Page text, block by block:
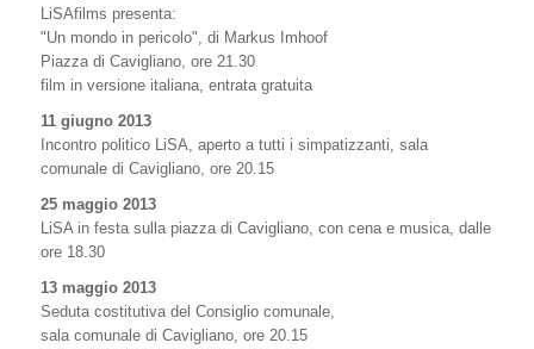
LiSAfilms presenta:
"Un mondo in pericolo", di Markus Imhoof
Piazza di Cavigliano, ore 21.30
film in versione italiana, entrata gratuita
11 giugno 2013
Incontro politico LiSA, aperto a tutti i simpatizzanti, sala
comunale di Cavigliano, ore 20.15
25 maggio 2013
LiSA in festa sulla piazza di Cavigliano, con cena e musica, dalle
ore 18.30
13 maggio 2013
Seduta costitutiva del Consiglio comunale,
sala comunale di Cavigliano, ore 20.15